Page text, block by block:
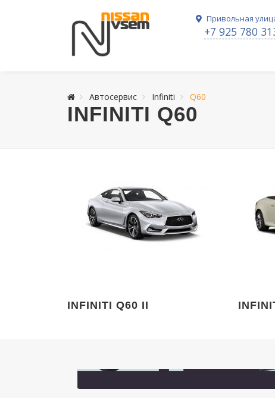
Привольная
+7 925 780
Автосервис Infiniti Q60
INFINITI Q60
INFINITI Q60 II